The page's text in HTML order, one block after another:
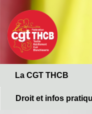
contenu
principal
La CGT THCB
Droit et infos